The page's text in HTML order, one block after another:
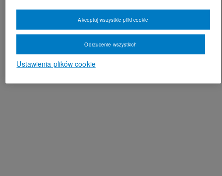
Ustawienia plików cookie
Odrzucenie wszystkich
Akceptuj wszystkie pliki cookie